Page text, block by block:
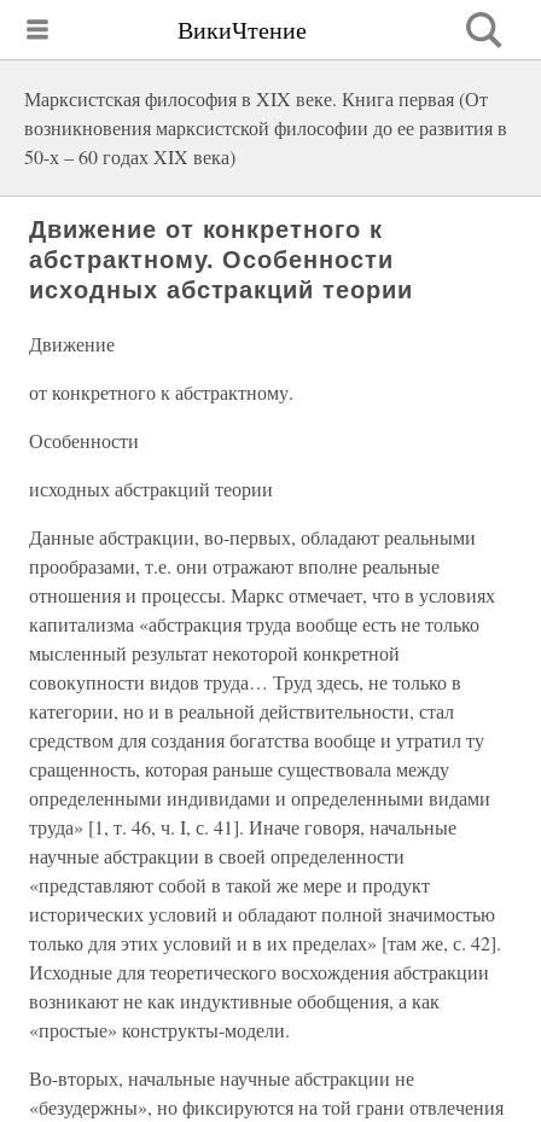
ВикиЧтение
Марксистская философия в XIX веке. Книга первая (От
возникновения марксистской философии до ее развития в
50-х – 60 годах XIX века)
Движение от конкретного к
абстрактному. Особенности
исходных абстракций теории
Движение
от конкретного к абстрактному.
Особенности
исходных абстракций теории
Данные абстракции, во-первых, обладают реальными
прообразами, т.е. они отражают вполне реальные
отношения и процессы. Маркс отмечает, что в условиях
капитализма «абстракция труда вообще есть не только
мысленный результат некоторой конкретной
совокупности видов труда… Труд здесь, не только в
категории, но и в реальной действительности, стал
средством для создания богатства вообще и утратил ту
сращенность, которая раньше существовала между
определенными индивидами и определенными видами
труда» [1, т. 46, ч. I, с. 41]. Иначе говоря, начальные
научные абстракции в своей определенности
«представляют собой в такой же мере и продукт
исторических условий и обладают полной значимостью
только для этих условий и в их пределах» [там же, с. 42].
Исходные для теоретического восхождения абстракции
возникают не как индуктивные обобщения, а как
«простые» конструкты-модели.
Во-вторых, начальные научные абстракции не
«безудержны», но фиксируются на той грани отвлечения